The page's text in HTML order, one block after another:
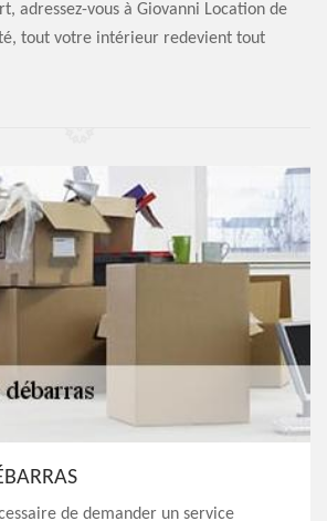
adressez-vous à Giovanni Location de
tout votre intérieur redevient tout
de demander un service